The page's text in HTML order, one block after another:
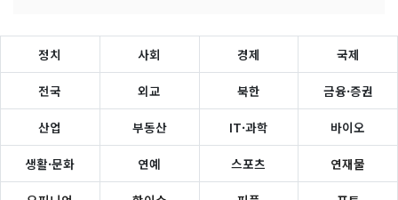
정치 사회 경제 국제
전국 외교 북한 금융·증권
산업 부동산 IT·과학 바이오
생활·문화 연예 스포츠 연재물